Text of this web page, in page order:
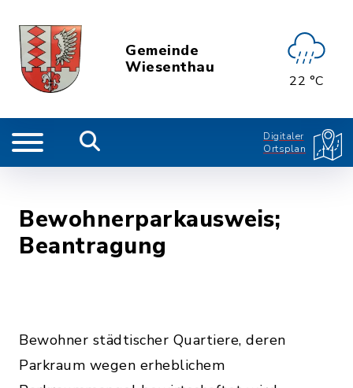
Gemeinde
Wiesenthau
22 °C
Digitaler
Ortsplan
Bewohnerparkausweis;
Beantragung
Bewohner städtischer Quartiere, deren
Parkraum wegen erheblichem